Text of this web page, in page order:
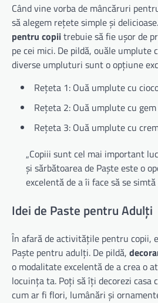
Când vine vorba de mâncăruri
să alegem rețete simple și delicioase.
pentru copiitrebuie să fie ușor de
pe cei mici. De pildă, ouăle umplute
diverse umpluturi sunt o opțiune
Rețeta 1: Ouă umplute cu
Rețeta 2: Ouă umplute cu
Rețeta 3: Ouă umplute cu
„Copiii sunt cel mai important
și sărbătoarea de Paște este o
excelentă de a îi face să se simtă
Idei de Paste pentru Adulți
În afară de activitățile pentru copii,
Paște pentru adulți. De pildă,
o modalitate excelentă de a crea o
locuința ta. Poți să îți decorezi casa
cum ar fi flori, lumânări și